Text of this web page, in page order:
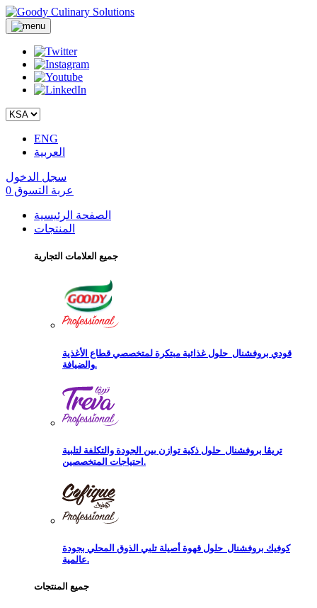
ENG
العربية
سجل الدخول
عربة التسوق 0
الصفحة الرئيسية
المنتجات
جميع العلامات التجارية
قودي بروفشنال حلول غذائية مبتكرة لمتخصصي قطاع الأغذية
والضيافة.
تريڨا بروفشنال حلول ذكية توازن بين الجودة والتكلفة لتلبية
احتياجات المتخصصين.
كوفيك بروفشنال حلول قهوة أصيلة تلبي الذوق المحلي بجودة
عالمية.
جميع المنتجات